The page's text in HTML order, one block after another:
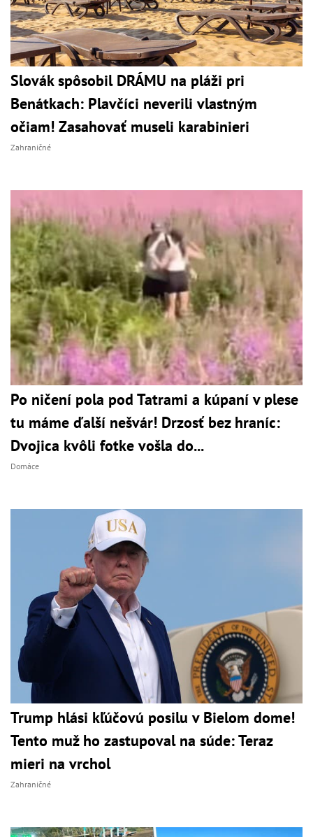
Slovák spôsobil DRÁMU na pláži pri
Benátkach: Plavčíci neverili vlastným
očiam! Zasahovať museli karabinieri
Zahraničné
Po ničení pola pod Tatrami a kúpaní v plese
tu máme ďalší nešvár! Drzosť bez hraníc:
Dvojica kvôli fotke vošla do...
Domáce
Trump hlási kľúčovú posilu v Bielom dome!
Tento muž ho zastupoval na súde: Teraz
mieri na vrchol
Zahraničné